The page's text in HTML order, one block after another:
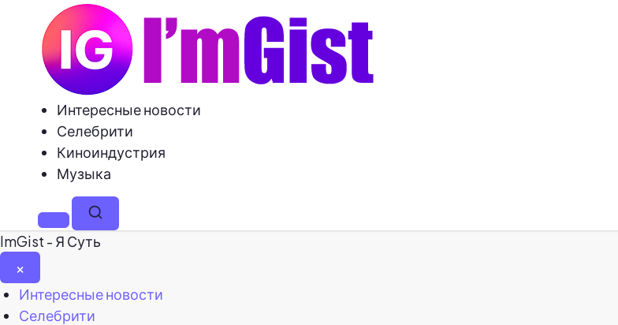
Интересные новости
Селебрити
Киноиндустрия
Музыка
МенюПоиск
ImGist - Я Суть
×
Закрыть
меню
Интересные новости
Селебрити